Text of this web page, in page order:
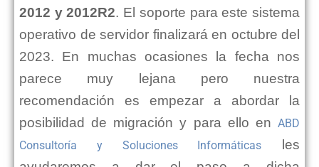
2012 y 2012R2. El soporte para este sistema
operativo de servidor finalizará en octubre del
2023. En muchas ocasiones la fecha nos
parece muy lejana pero nuestra
recomendación es empezar a abordar la
posibilidad de migración y para ello en ABD
Consultoría y Soluciones Informáticas les